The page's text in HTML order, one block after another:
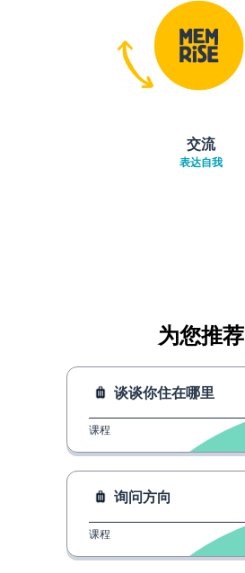
交流
表达自我
为您推荐
谈谈你住在哪里
课程
询问方向
课程